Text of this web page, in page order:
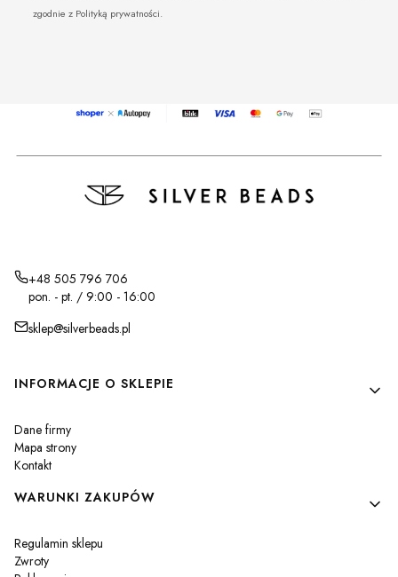
zgodnie z Polityką prywatności.
+48 505 796 706
pon. - pt. / 9:00 - 16:00
sklep@silverbeads.pl
Linki w stopce
INFORMACJE O SKLEPIE
Dane firmy
Mapa strony
Kontakt
WARUNKI ZAKUPÓW
Regulamin sklepu
Zwroty